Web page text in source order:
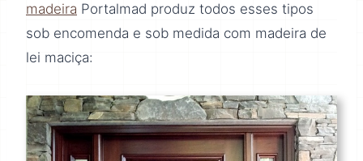
madeira Portalmad produz todos esses tipos
sob encomenda e sob medida com madeira de
lei maciça: